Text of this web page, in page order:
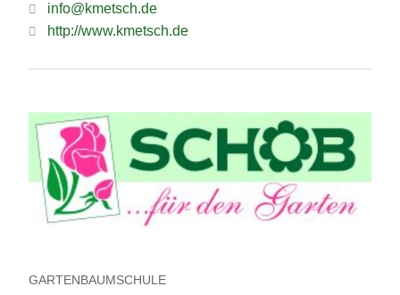
info@kmetsch.de
http://www.kmetsch.de
GARTENBAUMSCHULE